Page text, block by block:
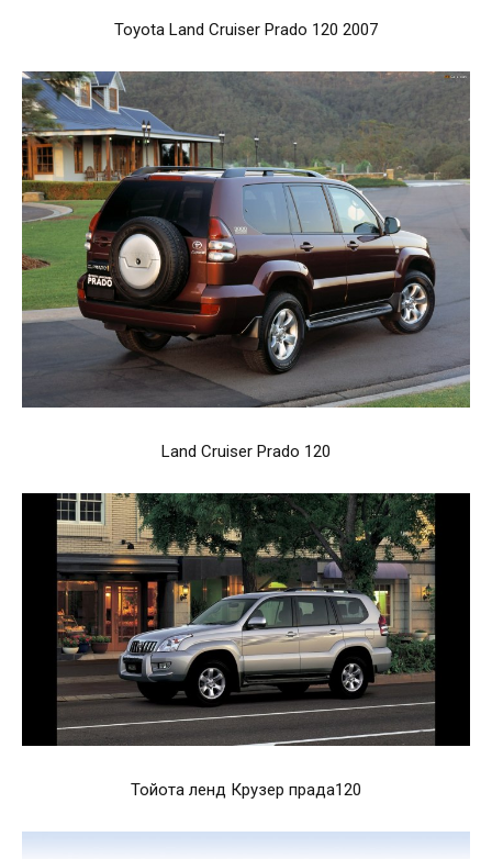
Toyota Land Cruiser Prado 120 2007
Land Cruiser Prado 120
Тойота ленд Крузер прада120